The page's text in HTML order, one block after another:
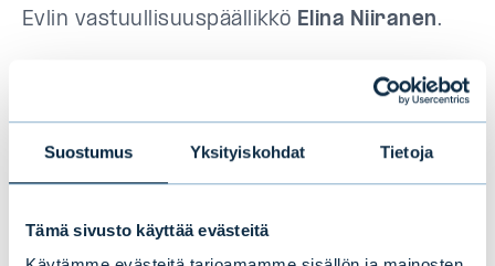
Suostumus Yksityiskohdat Tietoja
Tämä sivusto käyttää evästeitä
Evlin vastuullisuuspäällikkö Elina Niiranen.
Evlin toiminnasta vastuullisen sijoittamisen
saralla kerrotaan tarkemmin vastuullisen
sijoittamisen vuosikatsauksessa.
VUOSIKATSAUS 2025